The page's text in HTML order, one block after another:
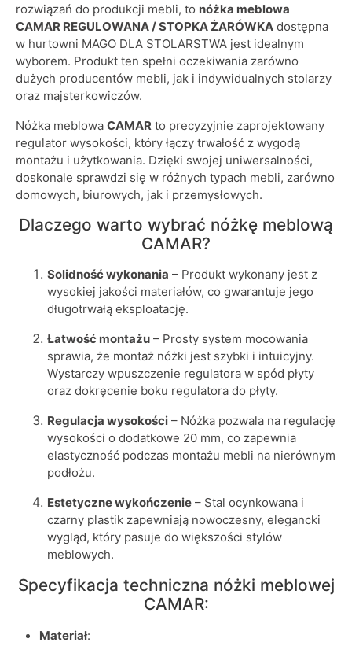
rozwiązań do produkcji mebli, to nóżka meblowa
CAMAR REGULOWANA / STOPKA ŻARÓWKA dostępna
w hurtowni MAGO DLA STOLARSTWA jest idealnym
wyborem. Produkt ten spełni oczekiwania zarówno
dużych producentów mebli, jak i indywidualnych stolarzy
oraz majsterkowiczów.
Nóżka meblowa CAMAR to precyzyjnie zaprojektowany
regulator wysokości, który łączy trwałość z wygodą
montażu i użytkowania. Dzięki swojej uniwersalności,
doskonale sprawdzi się w różnych typach mebli, zarówno
domowych, biurowych, jak i przemysłowych.
Dlaczego warto wybrać nóżkę meblową
CAMAR?
Solidność wykonania – Produkt wykonany jest z
wysokiej jakości materiałów, co gwarantuje jego
długotrwałą eksploatację.
Łatwość montażu – Prosty system mocowania
sprawia, że montaż nóżki jest szybki i intuicyjny.
Wystarczy wpuszczenie regulatora w spód płyty
oraz dokręcenie boku regulatora do płyty.
Regulacja wysokości – Nóżka pozwala na regulację
wysokości o dodatkowe 20 mm, co zapewnia
elastyczność podczas montażu mebli na nierównym
podłożu.
Estetyczne wykończenie – Stal ocynkowana i
czarny plastik zapewniają nowoczesny, elegancki
wygląd, który pasuje do większości stylów
meblowych.
Specyfikacja techniczna nóżki meblowej
CAMAR:
Materiał: